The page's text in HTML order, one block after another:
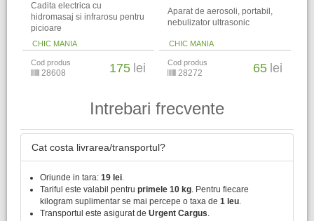
Cadita electrica cu
hidromasaj si infrarosu pentru
picioare
CHIC MANIA
Cod produs
28608 175 lei
Aparat de aerosoli, portabil,
nebulizator ultrasonic
CHIC MANIA
Cod produs
28272 65 lei
Intrebari frecvente
Cat costa livrarea/transportul?
Oriunde in tara: 19 lei
Tariful este valabil pentru primele 10 kg . Pentru fiecare
kilogram suplimentar se mai percepe o taxa de 1 leu
Transportul este asigurat de Urgent Cargus